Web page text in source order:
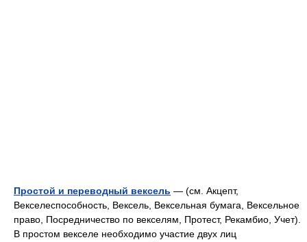
Простой и переводный вексель — (см. Акцепт,
Векселеспособность, Вексель, Вексельная бумага, Вексельное
право, Посредничество по векселям, Протест, Рекамбио, Учет).
В простом векселе необходимо участие двух лиц